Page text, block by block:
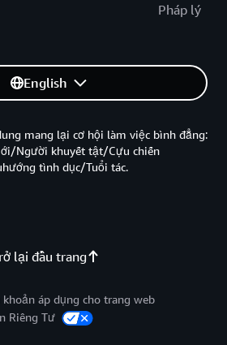
Pháp lý
English
lại đầu trang
mang lại cơ hội làm việc bình đẳng:
Người khuyết tật/Cựu chiến
tình dục/Tuổi tác.
áp dụng cho trang web
Riêng Tư